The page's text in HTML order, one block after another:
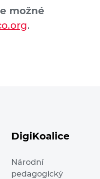
možné
.
DigiKoalice
Národní
pedagogický